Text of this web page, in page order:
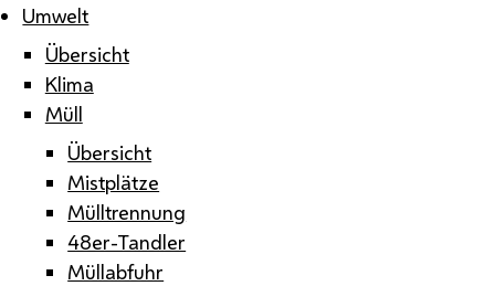
Umwelt
Übersicht
Klima
Müll
Übersicht
Mistplätze
Mülltrennung
48er-Tandler
Müllabfuhr